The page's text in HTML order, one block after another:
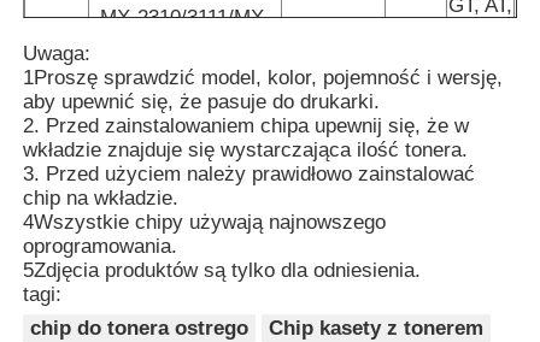
Chip do tonera Samsung
Układ scalony do tonera Canon
Chip do tonera OKI
Chip tonera Brother
Minolta Toner Chip
MX-2310/3111/MX-
GT, AT,
Uwaga:
1Proszę sprawdzić model, kolor, pojemność i wersję,
aby upewnić się, że pasuje do drukarki.
2. Przed zainstalowaniem chipa upewnij się, że w
wkładzie znajduje się wystarczająca ilość tonera.
3. Przed użyciem należy prawidłowo zainstalować
chip na wkładzie.
4Wszystkie chipy używają najnowszego
oprogramowania.
5Zdjęcia produktów są tylko dla odniesienia.
tagi:
chip do tonera ostrego
Chip kasety z tonerem